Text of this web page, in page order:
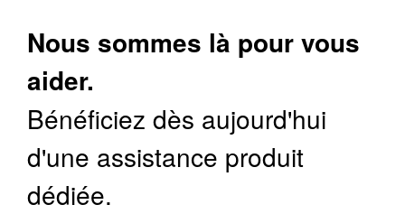
Nous sommes là pour vous
aider.
Bénéficiez dès aujourd'hui
d'une assistance produit
dédiée.